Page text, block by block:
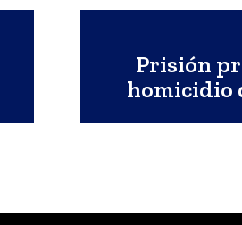
Prisión
homicidio